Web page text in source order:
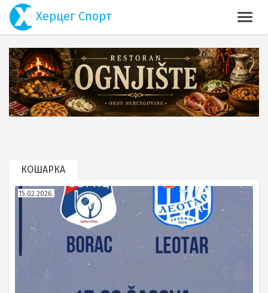
Херцег Спорт
КОШАРКА
15.02.2026.